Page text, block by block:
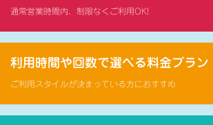
通常営業時間内、制限なくご利用OK!
利用時間や回数で選べる料金プラン
ご利用スタイルが決まっている方におすすめ